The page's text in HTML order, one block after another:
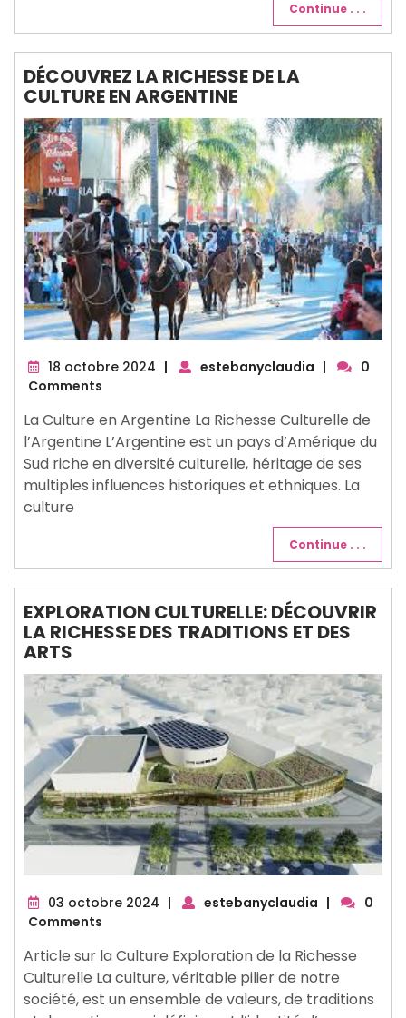
Continue . . .
DÉCOUVREZ LA RICHESSE DE LA
CULTURE EN ARGENTINE
18 octobre 2024 18| estebanyclaudia |
0
Comments
La Culture en Argentine La Richesse Culturelle de
l’Argentine L’Argentine est un pays d’Amérique du
Sud riche en diversité culturelle, héritage de ses
multiples influences historiques et ethniques. La
culture
Continue . . .
EXPLORATION CULTURELLE: DÉCOUVRIR
LA RICHESSE DES TRADITIONS ET DES
ARTS
03 octobre 2024 03
| estebanyclaudia |
0
Comments
Article sur la Culture Exploration de la Richesse
Culturelle La culture, véritable pilier de notre
société, est un ensemble de valeurs, de traditions